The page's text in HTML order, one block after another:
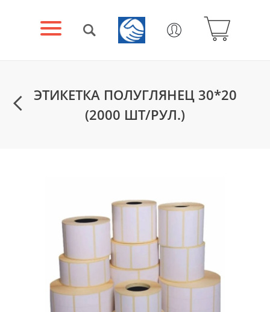
ЭТИКЕТКА ПОЛУГЛЯНЕЦ 30*20
(2000 ШТ/РУЛ.)